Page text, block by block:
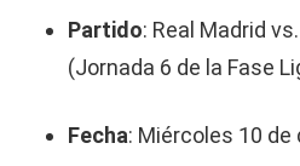
Partido: Real Madrid
(Jornada 6 de la Fase
Fecha: Miércoles 10